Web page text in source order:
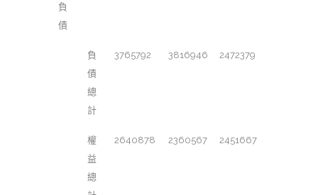
負
債
負
債
總
計
3765792 3816946 2472379
權
益
總
2640878 2360567 2451667